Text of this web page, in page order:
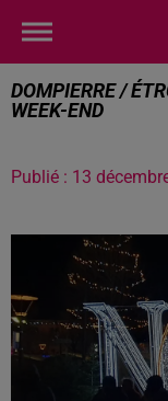
DOMPIERRE /
WEEK-END
Publié : 13